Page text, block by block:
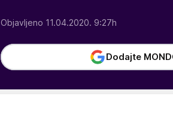
Objavljeno 11.04.2020. 9:27h
Dodajte